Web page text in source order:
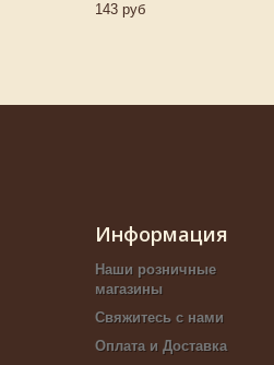
143 руб
Информация
Наши розничные
магазины
Свяжитесь с нами
Оплата и Доставка